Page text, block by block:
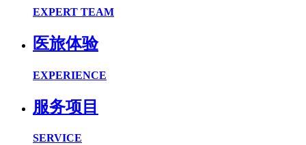
EXPERT TEAM
医旅体验
EXPERIENCE
服务项目
SERVICE